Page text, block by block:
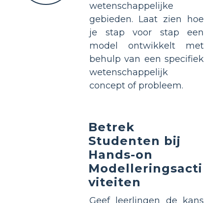
wetenschappelijke
gebieden. Laat zien hoe
je stap voor stap een
model ontwikkelt met
behulp van een specifiek
wetenschappelijk
concept of probleem.
Betrek
Studenten bij
Hands-on
Modelleringsacti
viteiten
Geef leerlingen de kans